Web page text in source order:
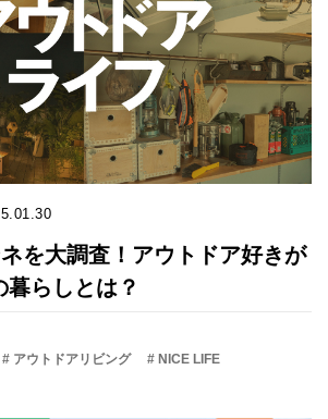
を大調査！アウトドア好きが
らしとは？
# アウトドアリビング # NICE LIFE